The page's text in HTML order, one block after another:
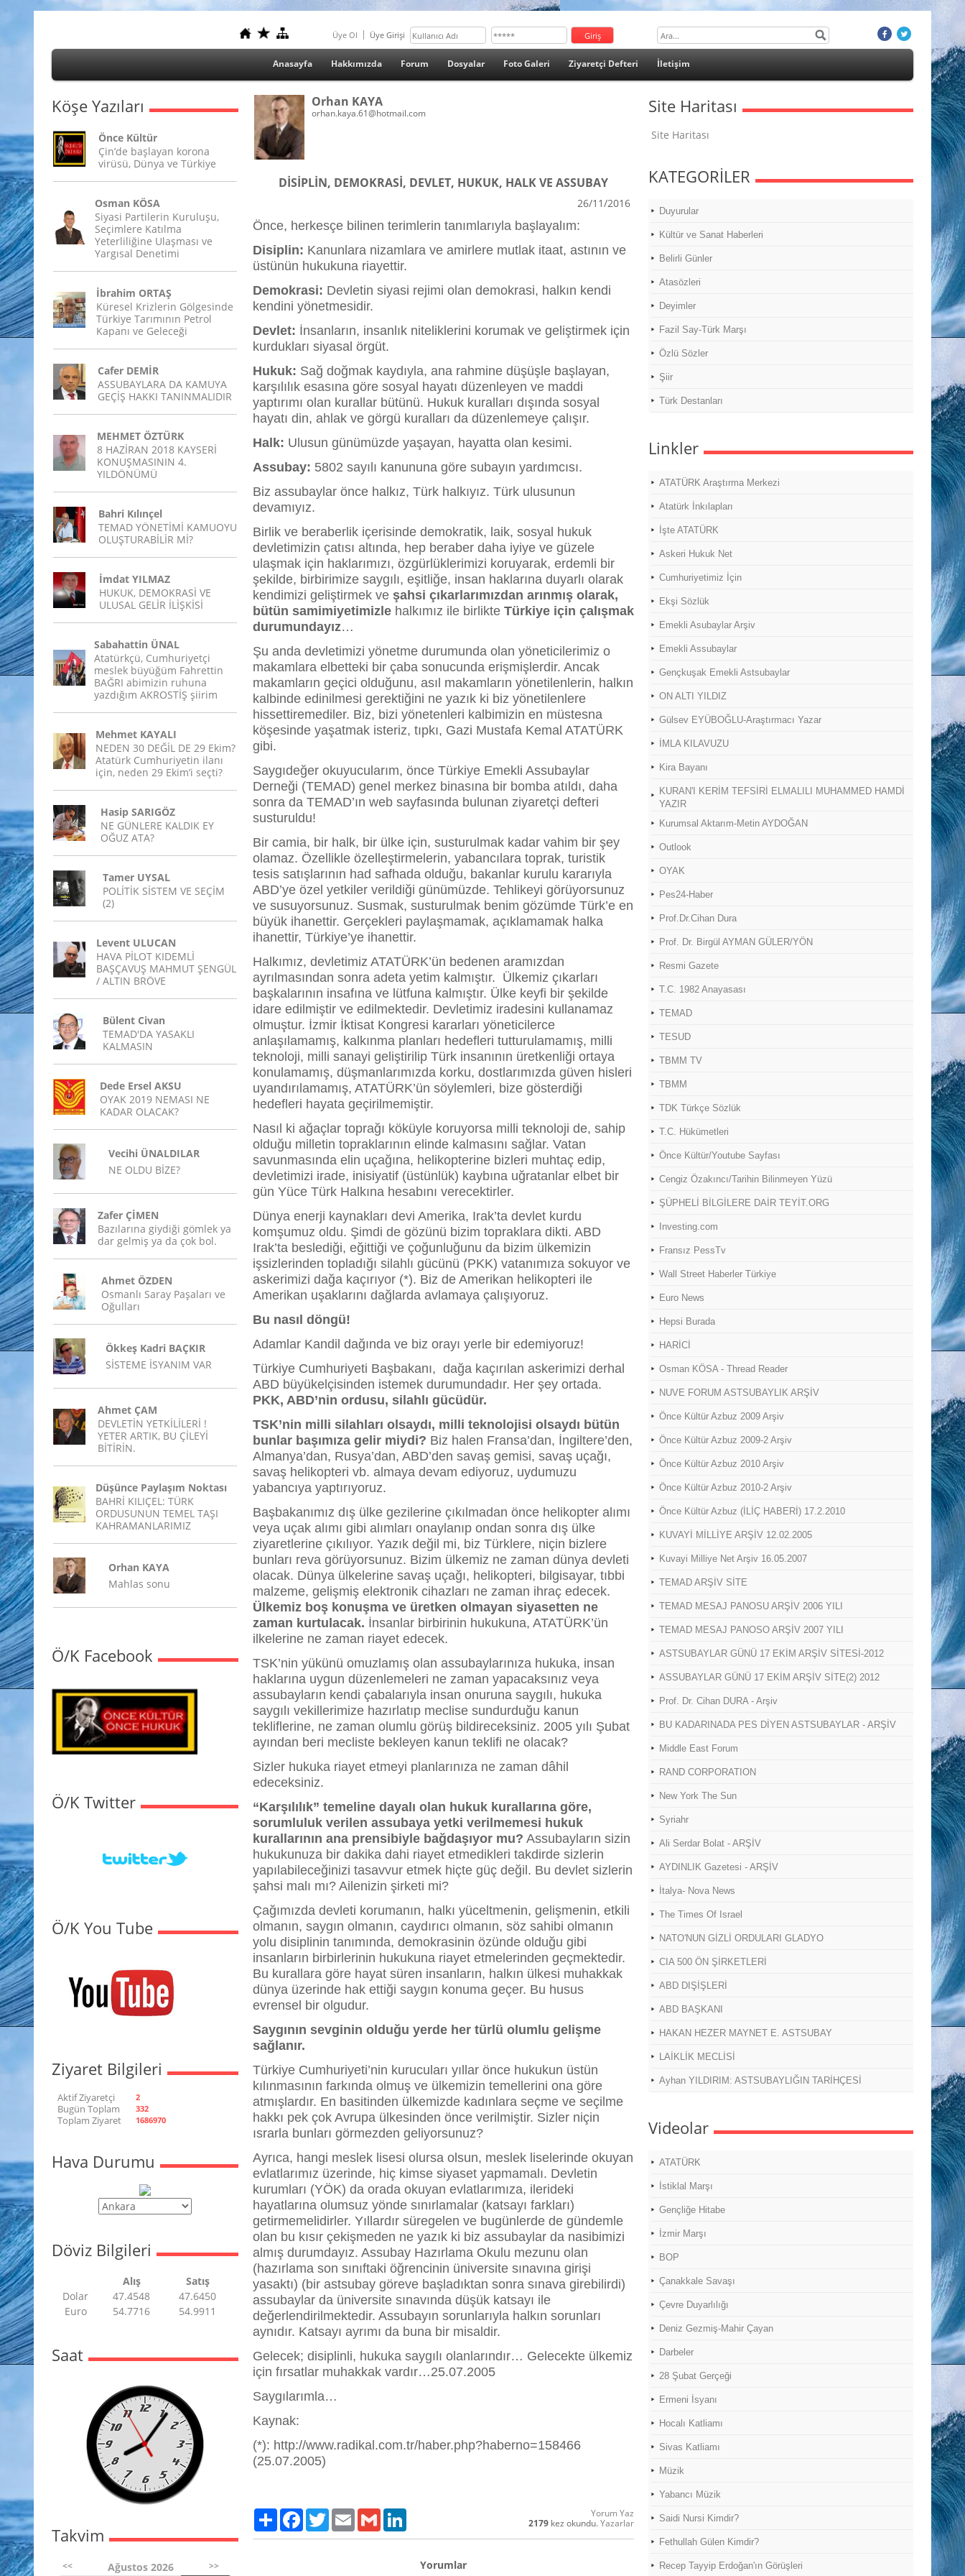
Üye Ol Üye Girişi
Anasayfa Hakkımızda Forum Dosyalar Foto Galeri Ziyaretçi Defteri İletişim
Köşe Yazıları
Önce Kültür
Çin’de başlayan korona
virüsü, Dünya ve Türkiye
Osman KÖSA
Siyasi Partilerin Kuruluşu,
Seçimlere Katılma
Yeterliliğine Ulaşması ve
Yargısal Denetimi
İbrahim ORTAŞ
Küresel Krizlerin Gölgesinde
Türkiye Tarımının Petrol
Kapanı ve Geleceği
Cafer DEMİR
ASSUBAYLARA DA KAMUYA
GEÇİŞ HAKKI TANINMALIDIR
MEHMET ÖZTÜRK
8 HAZİRAN 2018 KAYSERİ
KONUŞMASININ 4.
YILDÖNÜMÜ
Bahri Kılınçel
TEMAD YÖNETİMİ KAMUOYU
OLUŞTURABİLİR Mİ?
İmdat YILMAZ
HUKUK, DEMOKRASİ VE
ULUSAL GELİR İLİŞKİSİ
Sabahattin ÜNAL
Atatürkçü, Cumhuriyetçi
meslek büyüğüm Fahrettin
BAĞRI abimizin ruhuna
yazdığım AKROSTİŞ şiirim
Mehmet KAYALI
NEDEN 30 DEĞİL DE 29 Ekim?
Atatürk Cumhuriyetin ilanı
için, neden 29 Ekim’i seçti?
Hasip SARIGÖZ
NE GÜNLERE KALDIK EY
OĞUZ ATA?
Tamer UYSAL
POLİTİK SİSTEM VE SEÇİM
(2)
Levent ULUCAN
HAVA PİLOT KIDEMLİ
BAŞÇAVUŞ MAHMUT ŞENGÜL
/ ALTIN BRÖVE
Bülent Civan
TEMAD'DA YASAKLI
KALMASIN
Dede Ersel AKSU
OYAK 2019 NEMASI NE
KADAR OLACAK?
Vecihi ÜNALDILAR
NE OLDU BİZE?
Zafer ÇİMEN
Bazılarına giydiği gömlek ya
dar gelmiş ya da çok bol.
Ahmet ÖZDEN
Osmanlı Saray Paşaları ve
Oğulları
Ökkeş Kadri BAÇKIR
SİSTEME İSYANIM VAR
Ahmet ÇAM
DEVLETİN YETKİLİLERİ !
YETER ARTIK, BU ÇİLEYİ
BİTİRİN.
Düşünce Paylaşım Noktası
BAHRİ KILIÇEL: TÜRK
ORDUSUNUN TEMEL TAŞI
KAHRAMANLARIMIZ
Orhan KAYA
Mahlas sonu
Ö/K Facebook
Ö/K Twitter
Ö/K You Tube
Ziyaret Bilgileri
Aktif Ziyaretçi 2
Bugün Toplam 332
Toplam Ziyaret 1686970
Hava Durumu
Döviz Bilgileri
Alış
Satış
Dolar
47.4548
47.6450
Euro
54.7716 54.9911
Saat
Takvim
<< Ağustos 2026 >>
Orhan KAYA
orhan.kaya.61@hotmail.com
DİSİPLİN, DEMOKRASİ, DEVLET, HUKUK, HALK VE ASSUBAY
26/11/2016
Önce, herkesçe bilinen terimlerin tanımlarıyla başlayalım:
Disiplin: Kanunlara nizamlara ve amirlere mutlak itaat, astının ve
üstünün hukukuna riayettir.
Demokrasi: Devletin siyasi rejimi olan demokrasi, halkın kendi
kendini yönetmesidir.
Devlet: İnsanların, insanlık niteliklerini korumak ve geliştirmek için
kurdukları siyasal örgüt.
Hukuk: Sağ doğmak kaydıyla, ana rahmine düşüşle başlayan,
karşılılık esasına göre sosyal hayatı düzenleyen ve maddi
yaptırımı olan kurallar bütünü. Hukuk kuralları dışında sosyal
hayatı din, ahlak ve görgü kuralları da düzenlemeye çalışır.
Halk: Ulusun günümüzde yaşayan, hayatta olan kesimi.
Assubay: 5802 sayılı kanununa göre subayın yardımcısı.
Biz assubaylar önce halkız, Türk halkıyız. Türk ulusunun
devamıyız.
Birlik ve beraberlik içerisinde demokratik, laik, sosyal hukuk
devletimizin çatısı altında, hep beraber daha iyiye ve güzele
ulaşmak için haklarımızı, özgürlüklerimizi koruyarak, erdemli bir
şekilde, birbirimize saygılı, eşitliğe, insan haklarına duyarlı olarak
kendimizi geliştirmek ve şahsi çıkarlarımızdan arınmış olarak,
bütün samimiyetimizle halkımız ile birlikte Türkiye için çalışmak
durumundayız…
Şu anda devletimizi yönetme durumunda olan yöneticilerimiz o
makamlara elbetteki bir çaba sonucunda erişmişlerdir. Ancak
makamların geçici olduğunu, asıl makamların yönetilenlerin, halkın
kalbinde edinilmesi gerektiğini ne yazık ki biz yönetilenlere
hissettiremediler. Biz, bizi yönetenleri kalbimizin en müstesna
köşesinde yaşatmak isteriz, tıpkı, Gazi Mustafa Kemal ATATÜRK
gibi.
Saygıdeğer okuyucularım, önce Türkiye Emekli Assubaylar
Derneği (TEMAD) genel merkez binasına bir bomba atıldı, daha
sonra da TEMAD’ın web sayfasında bulunan ziyaretçi defteri
susturuldu!
Bir camia, bir halk, bir ülke için, susturulmak kadar vahim bir şey
olamaz. Özellikle özelleştirmelerin, yabancılara toprak, turistik
tesis satışlarının had safhada olduğu, bakanlar kurulu kararıyla
ABD’ye özel yetkiler verildiği günümüzde. Tehlikeyi görüyorsunuz
ve susuyorsunuz. Susmak, susturulmak benim gözümde Türk’e en
büyük ihanettir. Gerçekleri paylaşmamak, açıklamamak halka
ihanettir, Türkiye’ye ihanettir.
Halkımız, devletimiz ATATÜRK’ün bedenen aramızdan
ayrılmasından sonra adeta yetim kalmıştır. Ülkemiz çıkarları
başkalarının insafına ve lütfuna kalmıştır. Ülke keyfi bir şekilde
idare edilmiştir ve edilmektedir. Devletimiz iradesini kullanamaz
olmuştur. İzmir İktisat Kongresi kararları yöneticilerce
anlaşılamamış, kalkınma planları hedefleri tutturulamamış, milli
teknoloji, milli sanayi geliştirilip Türk insanının üretkenliği ortaya
konulamamış, düşmanlarımızda korku, dostlarımızda güven hisleri
uyandırılamamış, ATATÜRK’ün söylemleri, bize gösterdiği
hedefleri hayata geçirilmemiştir.
Nasıl ki ağaçlar toprağı köküyle koruyorsa milli teknoloji de, sahip
olduğu milletin topraklarının elinde kalmasını sağlar. Vatan
savunmasında elin uçağına, helikopterine bizleri muhtaç edip,
devletimizi irade, inisiyatif (üstünlük) kaybına uğratanlar elbet bir
gün Yüce Türk Halkına hesabını verecektirler.
Dünya enerji kaynakları devi Amerika, Irak’ta devlet kurdu
komşumuz oldu. Şimdi de gözünü bizim topraklara dikti. ABD
Irak’ta beslediği, eğittiği ve çoğunluğunu da bizim ülkemizin
işsizlerinden topladığı silahlı gücünü (PKK) vatanımıza sokuyor ve
askerimizi dağa kaçırıyor (*). Biz de Amerikan helikopteri ile
Amerikan uşaklarını dağlarda avlamaya çalışıyoruz.
Bu nasıl döngü!
Adamlar Kandil dağında ve biz orayı yerle bir edemiyoruz!
Türkiye Cumhuriyeti Başbakanı, dağa kaçırılan askerimizi derhal
ABD büyükelçisinden istemek durumundadır. Her şey ortada.
PKK, ABD’nin ordusu, silahlı gücüdür.
TSK’nin milli silahları olsaydı, milli teknolojisi olsaydı bütün
bunlar başımıza gelir miydi? Biz halen Fransa’dan, İngiltere’den,
Almanya’dan, Rusya’dan, ABD’den savaş gemisi, savaş uçağı,
savaş helikopteri vb. almaya devam ediyoruz, uydumuzu
yabancıya yaptırıyoruz.
Başbakanımız dış ülke gezilerine çıkılmadan önce helikopter alımı
veya uçak alımı gibi alımları onaylanıp ondan sonra dış ülke
ziyaretlerine çıkılıyor. Yazık değil mi, biz Türklere, niçin bizlere
bunları reva görüyorsunuz. Bizim ülkemiz ne zaman dünya devleti
olacak. Dünya ülkelerine savaş uçağı, helikopteri, bilgisayar, tıbbi
malzeme, gelişmiş elektronik cihazları ne zaman ihraç edecek.
Ülkemiz boş konuşma ve üretken olmayan siyasetten ne
zaman kurtulacak. İnsanlar birbirinin hukukuna, ATATÜRK’ün
ilkelerine ne zaman riayet edecek.
TSK’nin yükünü omuzlamış olan assubaylarınıza hukuka, insan
haklarına uygun düzenlemeleri ne zaman yapacaksınız veya
assubayların kendi çabalarıyla insan onuruna saygılı, hukuka
saygılı vekillerimize hazırlatıp meclise sundurduğu kanun
tekliflerine, ne zaman olumlu görüş bildireceksiniz. 2005 yılı Şubat
ayından beri mecliste bekleyen kanun teklifi ne olacak?
Sizler hukuka riayet etmeyi planlarınıza ne zaman dâhil
edeceksiniz.
“Karşılılık” temeline dayalı olan hukuk kurallarına göre,
sorumluluk verilen assubaya yetki verilmemesi hukuk
kurallarının ana prensibiyle bağdaşıyor mu? Assubayların sizin
hukukunuza bir dakika dahi riayet etmedikleri takdirde sizlerin
yapılabileceğinizi tasavvur etmek hiçte güç değil. Bu devlet sizlerin
şahsi malı mı? Ailenizin şirketi mi?
Çağımızda devleti korumanın, halkı yüceltmenin, gelişmenin, etkili
olmanın, saygın olmanın, caydırıcı olmanın, söz sahibi olmanın
yolu disiplinin tanımında, demokrasinin özünde olduğu gibi
insanların birbirlerinin hukukuna riayet etmelerinden geçmektedir.
Bu kurallara göre hayat süren insanların, halkın ülkesi muhakkak
dünya üzerinde hak ettiği saygın konuma geçer. Bu husus
evrensel bir olgudur.
Saygının sevginin olduğu yerde her türlü olumlu gelişme
sağlanır.
Türkiye Cumhuriyeti’nin kurucuları yıllar önce hukukun üstün
kılınmasının farkında olmuş ve ülkemizin temellerini ona göre
atmışlardır. En basitinden ülkemizde kadınlara seçme ve seçilme
hakkı pek çok Avrupa ülkesinden önce verilmiştir. Sizler niçin
ısrarla bunları görmezden geliyorsunuz?
Ayrıca, hangi meslek lisesi olursa olsun, meslek liselerinde okuyan
evlatlarımız üzerinde, hiç kimse siyaset yapmamalı. Devletin
kurumları (YÖK) da orada okuyan evlatlarımıza, ilerideki
hayatlarına olumsuz yönde sınırlamalar (katsayı farkları)
getirmemelidirler. Yıllardır süregelen ve bugünlerde de gündemle
olan bu kısır çekişmeden ne yazık ki biz assubaylar da nasibimizi
almış durumdayız. Assubay Hazırlama Okulu mezunu olan
(hazırlama son sınıftaki öğrencinin üniversite sınavına girişi
yasaktı) (bir astsubay göreve başladıktan sonra sınava girebilirdi)
assubaylar da üniversite sınavında düşük katsayı ile
değerlendirilmektedir. Assubayın sorunlarıyla halkın sorunları
aynıdır. Katsayı ayrımı da buna bir misaldir.
Gelecek; disiplinli, hukuka saygılı olanlarındır… Gelecekte ülkemiz
için fırsatlar muhakkak vardır…25.07.2005
Saygılarımla…
Kaynak:
(*): http://www.radikal.com.tr/haber.php?haberno=158466
(25.07.2005)
Paylaş FacebookTwitter Email Gmail
Yorum Yaz
2179 kez okundu.Yazarlar
Yorumlar
Site Haritası
Site Haritası
KATEGORİLER
Duyurular
Kültür ve Sanat Haberleri
Belirli Günler
Atasözleri
Deyimler
Fazil Say-Türk Marşı
Özlü Sözler
Şiir
Türk Destanları
Linkler
ATATÜRK Araştırma Merkezi
Atatürk İnkılapları
İşte ATATÜRK
Askeri Hukuk Net
Cumhuriyetimiz İçin
Ekşi Sözlük
Emekli Asubaylar Arşiv
Emekli Assubaylar
Gençkuşak Emekli Astsubaylar
ON ALTI YILDIZ
Gülsev EYÜBOĞLU-Araştırmacı Yazar
İMLA KILAVUZU
Kira Bayanı
KURAN'I KERİM TEFSİRİ ELMALILI MUHAMMED HAMDİ
YAZIR
Kurumsal Aktarım-Metin AYDOĞAN
Outlook
OYAK
Pes24-Haber
Prof.Dr.Cihan Dura
Prof. Dr. Birgül AYMAN GÜLER/YÖN
Resmi Gazete
T.C. 1982 Anayasası
TEMAD
TESUD
TBMM TV
TBMM
TDK Türkçe Sözlük
T.C. Hükümetleri
Önce Kültür/Youtube Sayfası
Cengiz Özakıncı/Tarihin Bilinmeyen Yüzü
ŞÜPHELİ BİLGİLERE DAİR TEYİT.ORG
Investing.com
Fransız PessTv
Wall Street Haberler Türkiye
Euro News
Hepsi Burada
HARİCİ
Osman KÖSA - Thread Reader
NUVE FORUM ASTSUBAYLIK ARŞİV
Önce Kültür Azbuz 2009 Arşiv
Önce Kültür Azbuz 2009-2 Arşiv
Önce Kültür Azbuz 2010 Arşiv
Önce Kültür Azbuz 2010-2 Arşiv
Önce Kültür Azbuz (İLİÇ HABERİ) 17.2.2010
KUVAYİ MİLLİYE ARŞİV 12.02.2005
Kuvayi Milliye Net Arşiv 16.05.2007
TEMAD ARŞİV SİTE
TEMAD MESAJ PANOSU ARŞİV 2006 YILI
TEMAD MESAJ PANOSO ARŞİV 2007 YILI
ASTSUBAYLAR GÜNÜ 17 EKİM ARŞİV SİTESİ-2012
ASSUBAYLAR GÜNÜ 17 EKİM ARŞİV SİTE(2) 2012
Prof. Dr. Cihan DURA - Arşiv
BU KADARINADA PES DİYEN ASTSUBAYLAR - ARŞİV
Middle East Forum
RAND CORPORATION
New York The Sun
Syriahr
Ali Serdar Bolat - ARŞİV
AYDINLIK Gazetesi - ARŞİV
İtalya- Nova News
The Times Of Israel
NATO'NUN GİZLİ ORDULARI GLADYO
CIA 500 ÖN ŞİRKETLERİ
ABD DIŞİŞLERİ
ABD BAŞKANI
HAKAN HEZER MAYNET E. ASTSUBAY
LAİKLİK MECLİSİ
Ayhan YILDIRIM: ASTSUBAYLIĞIN TARİHÇESİ
Videolar
ATATÜRK
İstiklal Marşı
Gençliğe Hitabe
İzmir Marşı
BOP
Çanakkale Savaşı
Çevre Duyarlılığı
Deniz Gezmiş-Mahir Çayan
Darbeler
28 Şubat Gerçeği
Ermeni İsyanı
Hocalı Katliamı
Sivas Katliamı
Müzik
Yabancı Müzik
Saidi Nursi Kimdir?
Fethullah Gülen Kimdir?
Recep Tayyip Erdoğan'ın Görüşleri